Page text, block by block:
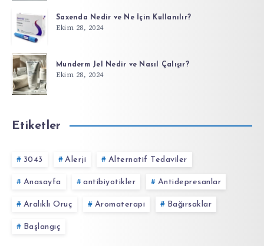
Saxenda Nedir ve Ne İçin Kullanılır?
Ekim 28, 2024
Munderm Jel Nedir ve Nasıl Çalışır?
Ekim 28, 2024
Etiketler
3043 Alerji Alternatif Tedaviler
Anasayfa antibiyotikler Antidepresanlar
Aralıklı Oruç Aromaterapi Bağırsaklar
Başlangıç